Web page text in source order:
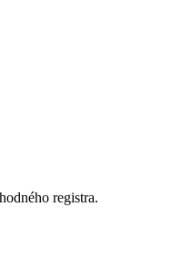
registra.